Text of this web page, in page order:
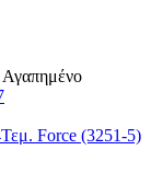
Αγαπημένο